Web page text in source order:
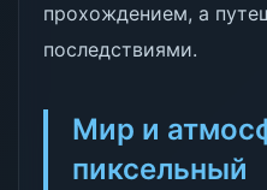
прохождением, а
последствиями.
Мир и
пиксельный